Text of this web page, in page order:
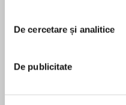
De cercetare și analitice
De publicitate
LAST SEEN, will
on all night.
LIFE LAST SEEN
Christina Dodd
New York Times
writes “edge-of-the-